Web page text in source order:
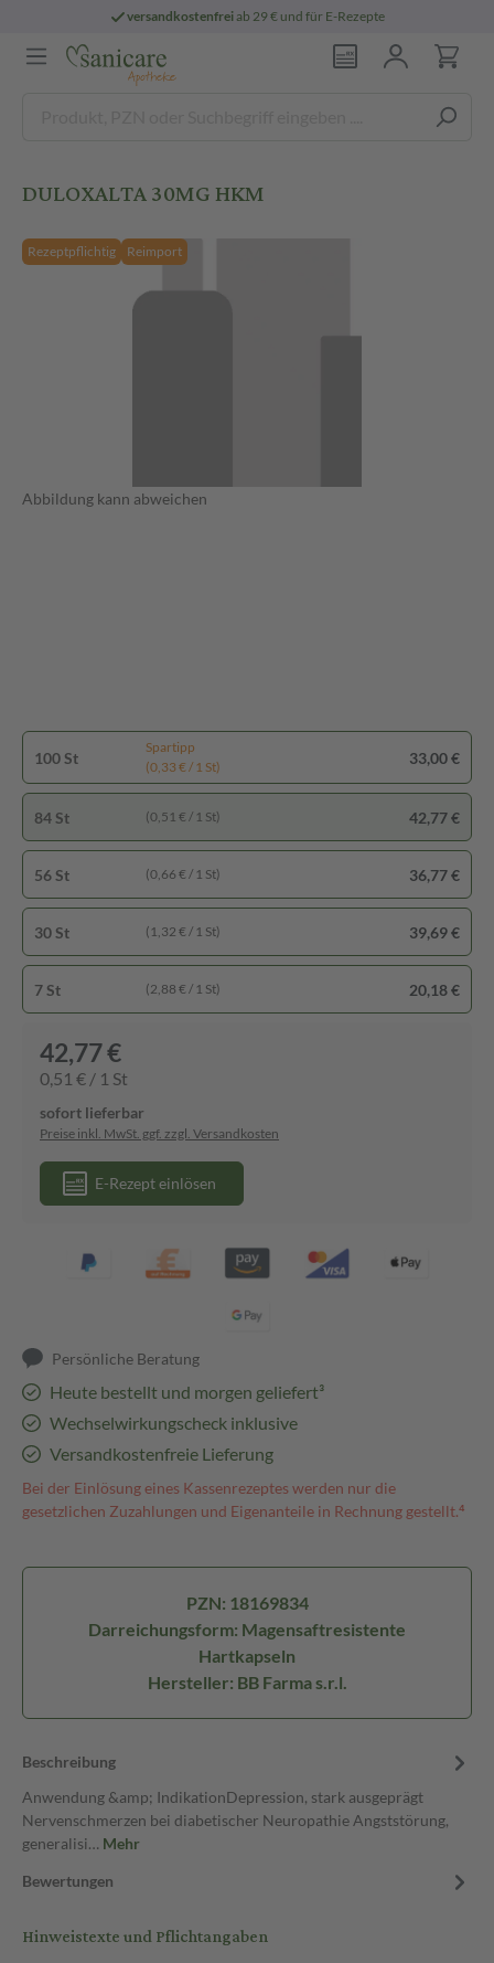
versandkostenfreiab 29 € und für E-Rezepte
DULOXALTA 30MG HKM
Rezeptpflichtig Reimport
Abbildung kann abweichen
100 St
Spartipp
(0,33 € / 1 St)
33,00 €
84 St (0,51 € / 1 St) 42,77 €
56 St (0,66 € / 1 St) 36,77 €
30 St (1,32 € / 1 St) 39,69 €
7 St (2,88 € / 1 St) 20,18 €
42,77 €
0,51 € / 1 St
sofort lieferbar
Preise inkl. MwSt. ggf. zzgl. Versandkosten
E-Rezept einlösen
Persönliche Beratung
Heute bestellt und morgen geliefert³
Wechselwirkungscheck inklusive
Versandkostenfreie Lieferung
Bei der Einlösung eines Kassenrezeptes werden nur die
gesetzlichen Zuzahlungen und Eigenanteile in Rechnung gestellt.⁴
PZN: 18169834
Darreichungsform: Magensaftresistente
Hartkapseln
Hersteller: BB Farma s.r.l.
Beschreibung
Anwendung &amp; IndikationDepression, stark ausgeprägt
Nervenschmerzen bei diabetischer Neuropathie Angststörung,
generalisi… Mehr
Bewertungen
Hinweistexte und Pflichtangaben